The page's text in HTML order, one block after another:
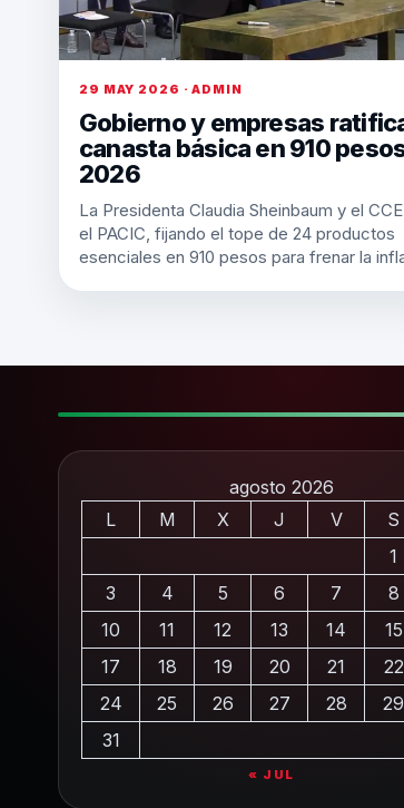
29 MAY 2026 · ADMIN
Gobierno y empresas
canasta básica en 910
2026
La Presidenta Claudia Sheinbaum y el
el PACIC, fijando el tope de 24 productos
esenciales en 910 pesos para frenar la
agosto 2026
L
M X J V S
1
3
4 5 6 7 8
10
11 12 13 14 15
17
18 19 20 21 22
24
25 26 27 28 29
31
« JUL